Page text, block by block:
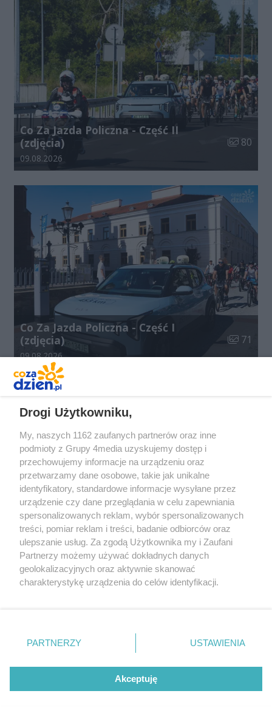
Co Za Jazda Policzna - Część II
(zdjęcia)
Liczba
80
Data dodania galerii:
09.08.2026
Co Za Jazda Policzna - Część I
(zdjęcia)
Liczba
71
Data dodania galerii:
09.08.2026
Radom Music Camp dzień II (zdjęcia) Liczba
Data dodania galerii:
09.08.2026
Drogi Użytkowniku,
My, naszych 1162 zaufanych partnerów oraz inne
podmioty z Grupy 4media uzyskujemy dostęp i
przechowujemy informacje na urządzeniu oraz
przetwarzamy dane osobowe, takie jak unikalne
identyfikatory, standardowe informacje wysyłane przez
urządzenie czy dane przeglądania w celu zapewniania
spersonalizowanych reklam, wybór spersonalizowanych
treści, pomiar reklam i treści, badanie odbiorców oraz
ulepszanie usług. Za zgodą Użytkownika my i Zaufani
Partnerzy możemy używać dokładnych danych
geolokalizacyjnych oraz aktywnie skanować
charakterystykę urządzenia do celów identyfikacji.
zmienić/wycofać klikając przycisk ustawień prywatności
znajdujący się w lewym dolnym rogu strony
. Niektóre
użytkownika, ale masz prawo sprzeciwić się takiemu
przetwarzaniu. Preferencje będą miały zastosowania tylko
PARTNERZY USTAWIENIA
Akceptuję